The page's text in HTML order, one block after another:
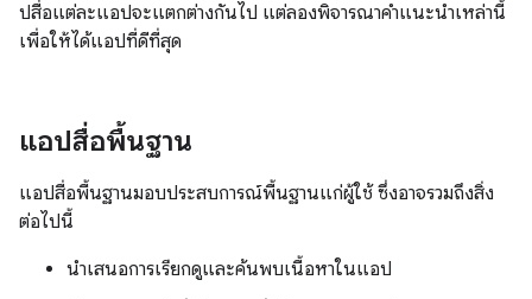
ปสื่อแต่ละแอปจะแตกต่างกันไป แต่ลองพิจารณาคําแนะนําเหล่านี้
เพื่อให้ได้แอปที่ดีที่สุด
แอปสื่อพื้นฐาน
แอปสื่อพื้นฐานมอบประสบการณ์พื้นฐานแก่ผู้ใช้ ซึ่งอาจรวมถึงสิ่ง
ต่อไปนี้
นำเสนอการเรียกดูและค้นพบเนื้อหาในแอป